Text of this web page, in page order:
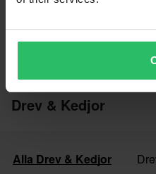
Varumärken Proworks
Drev & Kedjor
Alla Drev & Kedjor